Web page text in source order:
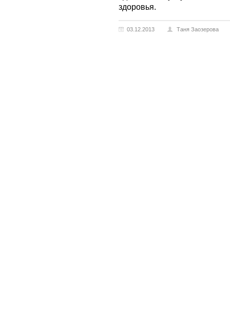
здоровья.
03.12.2013 Таня Заозерова